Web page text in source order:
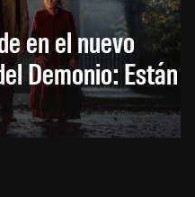
en el nuevo
Demonio: Están